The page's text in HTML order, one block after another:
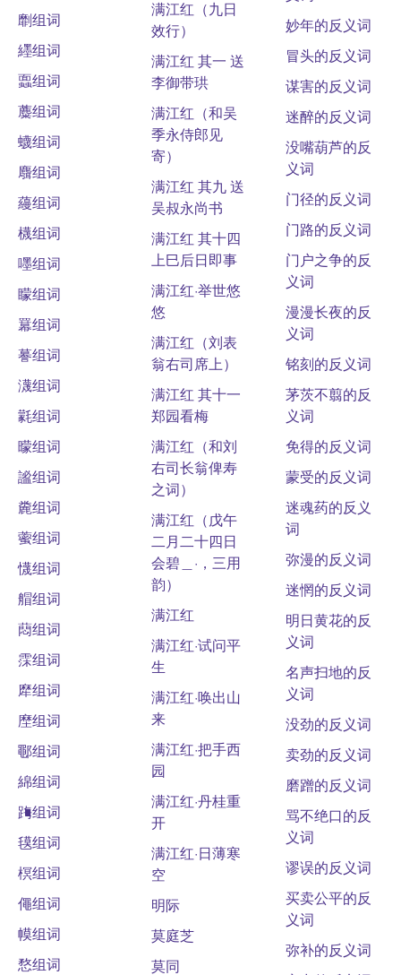
劘组词
纆组词
蠠组词
蘪组词
蠛组词
麛组词
蘰组词
櫗组词
嚜组词
矇组词
羃组词
謩组词
瀎组词
氋组词
曚组词
謐组词
麊组词
藌组词
懱组词
艒组词
蕄组词
霂组词
犘组词
塺组词
鄳组词
綿组词
踇组词
氁组词
榠组词
僶组词
幙组词
愗组词
满江红（九日
效行）
满江红 其一 送
李御带珙
满江红（和吴
季永侍郎见
寄）
满江红 其九 送
吴叔永尚书
满江红 其十四
上巳后日即事
满江红·举世悠
悠
满江红（刘表
翁右司席上）
满江红 其十一
郑园看梅
满江红（和刘
右司长翁俾寿
之词）
满江红（戊午
二月二十四日
会碧＿·，三用
韵）
满江红
满江红·试问平
生
满江红·唤出山
来
满江红·把手西
园
满江红·丹桂重
开
满江红·日薄寒
空
明际
莫庭芝
莫同
妙年的反义词
冒头的反义词
谋害的反义词
迷醉的反义词
没嘴葫芦的反
义词
门径的反义词
门路的反义词
门户之争的反
义词
漫漫长夜的反
义词
铭刻的反义词
茅茨不翦的反
义词
免得的反义词
蒙受的反义词
迷魂药的反义
词
弥漫的反义词
迷惘的反义词
明日黄花的反
义词
名声扫地的反
义词
没劲的反义词
卖劲的反义词
磨蹭的反义词
骂不绝口的反
义词
谬误的反义词
买卖公平的反
义词
弥补的反义词